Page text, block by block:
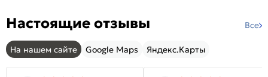
Настоящие отзывы Все
На нашем сайте Google Maps Яндекс.Карты